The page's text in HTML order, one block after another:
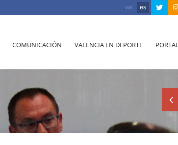
val es
COMUNICACIÓN VALENCIA EN DEPORTE